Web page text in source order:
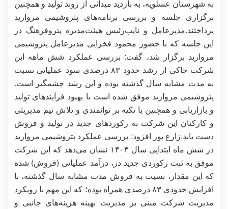
به شهرستان عسلویه، به بازدید میدانی از روند تولید و همچنین
برگزاری جلسه و بررسی برنامه‌های پتروشیمی مروارید
پرداختند.مدیرعامل و نایب‌رئیس هیئت‌مدیره پتروفرهنگ در
این جلسه که با حضور محمود فخرایی مدیرعامل پتروشیمی
مروارید برگزار شد، گفت: بررسی عملکرد شش ماهه این
شرکت حاکی از رشد حدود ۸۳ درصدی سود عملیاتی نسبت
به مدت مشابه سال گذشته بوده و این رشد چشمگیر است.
پتروشیمی مروارید موفق شده است با بهبود فرآیندهای تولید
و بازاریابی و همچنین با تکیه بر توانمندی و تلاش تیم مدیریتی
و کارکنان این شرکت به رکوردهای جدید در تولید و فروش
دست یابد.زارع پور افزود: بررسی عملکرد پتروشیمی مروارید
در شش ماه ابتدایی سال ۱۴۰۳ نشان می‌دهد که این شرکت
موفق به ثبت رکوردی جدید در، درآمد عملیاتی (فروش) شده
که این مقدار، نسبت به فروش مدت مشابه سال گذشته، با
افزایش حدودی ۸۳ درصدی همراه بوده؛ که این مهم با رویکرد
مدیریت شرکت مبنی بر مدیریت بهینه هزینه‌های جانبی و